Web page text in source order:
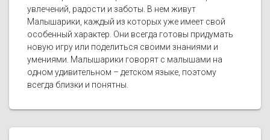
увлечений, радости и заботы. В нем живут
Малышарики, каждый из которых уже имеет свой
особенный характер. Они всегда готовы придумать
новую игру или поделиться своими знаниями и
умениями. Малышарики говорят с малышами на
одном удивительном – детском языке, поэтому
всегда близки и понятны.